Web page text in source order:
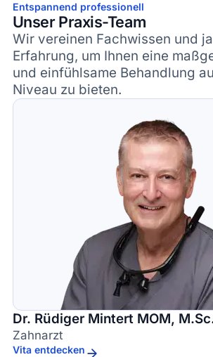
Entspannend professionell
Unser Praxis-Team
Wir vereinen Fachwissen und
Erfahrung, um Ihnen eine
und einfühlsame Behandlung
Niveau zu bieten.
Dr. Rüdiger Mintert MOM,
Zahnarzt
Vita entdecken